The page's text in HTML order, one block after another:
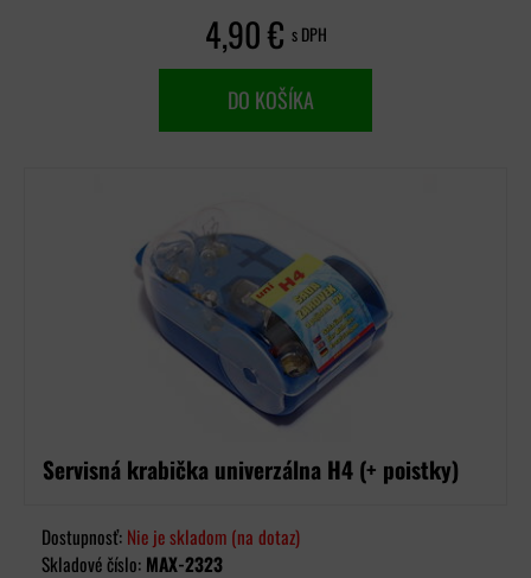
4,90 € s DPH
DO KOŠÍKA
Servisná krabička univerzálna H4 (+ poistky)
Dostupnosť: Nie je skladom (na dotaz)
Skladové číslo: MAX-2323